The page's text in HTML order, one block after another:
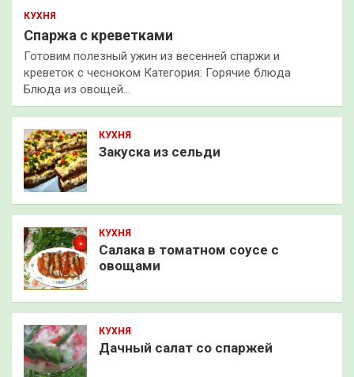
КУХНЯ
Спаржа с креветками
Готовим полезный ужин из весенней спаржи и
креветок с чесноком Категория: Горячие блюда
Блюда из овощей…
КУХНЯ
Закуска из сельди
КУХНЯ
Салака в томатном соусе с
овощами
КУХНЯ
Дачный салат со спаржей